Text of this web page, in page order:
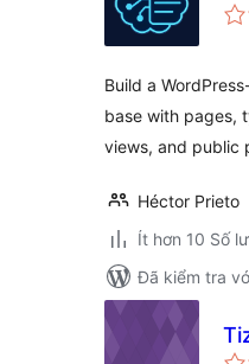
Build a
base with pages,
views, and public
Héctor Prieto
Ít hơn 10 Số
Đã kiểm tra